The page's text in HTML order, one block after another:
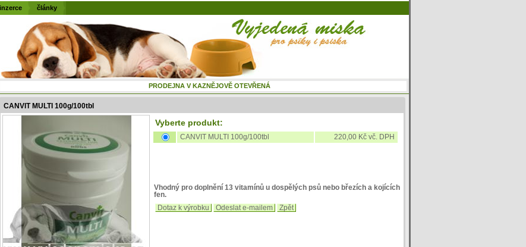
CANVIT MULTI 100g/100tbl
Vyberte produkt:
CANVIT MULTI 100g/100tbl 220,00 Kč vč. DPH
Vhodný pro doplnění 13 vitamínů u dospělých psů nebo březích a kojících
fen.
Dotaz k výrobku
Odeslat e-mailem Zpět
PRODEJNA V KAZNĚJOVĚ OTEVŘENÁ
inzerce články